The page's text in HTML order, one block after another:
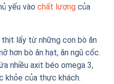
yếu vàochất lượng của
thịt lấy từ những con bò ăn
hơn bò ăn hạt, ăn ngũ cốc.
nhiều axit béo omega 3,
khỏe của thực khách.